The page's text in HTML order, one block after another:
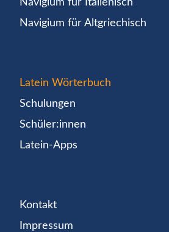
Navigium für Altgriechisch
Latein Wörterbuch
Schulungen
Schüler:innen
Latein-Apps
Kontakt
Impressum